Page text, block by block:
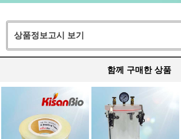
상품정보고시 보기
함께 구매한 상품